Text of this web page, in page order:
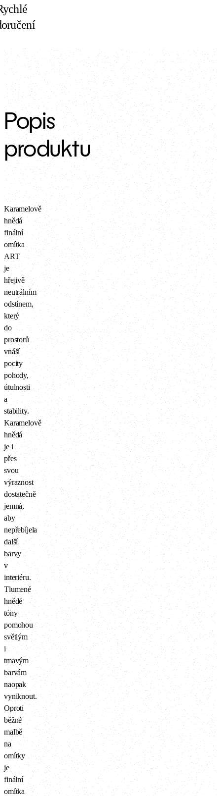
Popis
produktu
Karamelově
hnědá
finální
omítka
ART
je
hřejivě
neutrálním
odstínem,
který
do
prostorů
vnáší
pocity
pohody,
útulnosti
a
stability.
Karamelově
hnědá
je i
přes
svou
výraznost
dostatečně
jemná,
aby
nepřebíjela
další
barvy
v
interiéru.
Tlumené
hnědé
tóny
pomohou
světlým
i
tmavým
barvám
naopak
vyniknout.
Oproti
běžné
malbě
na
omítky
je
finální
omítka